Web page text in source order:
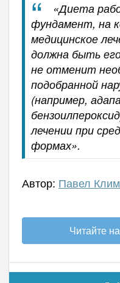
«Диета
фундамент, на
медицинское
должна быть
не отменит
подобранной
(например,
лечении при
формах».
Автор: Павел
Читайте